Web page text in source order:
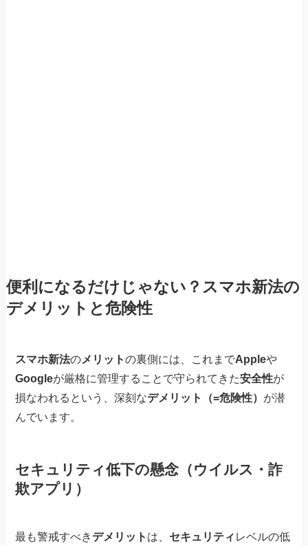
便利になるだけじゃない？スマホ新法の
デメリットと危険性
スマホ新法のメリットの裏側には、これまでAppleや
Googleが厳格に管理することで守られてきた安全性が
損なわれるという、深刻なデメリット（=危険性） が潜
んでいます。
セキュリティ低下の懸念（ウイルス・詐
欺アプリ）
最も警戒すべき デメリット は、 セキュリティ レベルの低